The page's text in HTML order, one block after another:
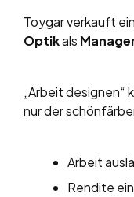
Toygar verkauft
Optikals
„Arbeit designen“
nur der
Arbeit
Rendite